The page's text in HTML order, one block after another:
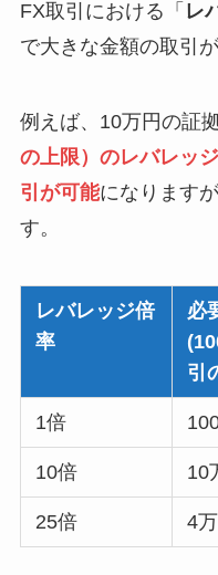
FX取引における「 レ
で大きな金額の取引
例えば、10万円の証
の上限）のレバレッ
引が可能になります
す。
レバレッジ倍
率
必
引
1倍
10倍 10
25倍 4